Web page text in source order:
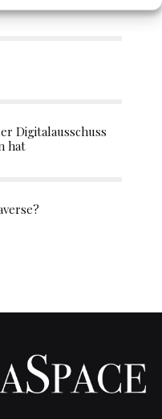
Digitalausschuss
hat